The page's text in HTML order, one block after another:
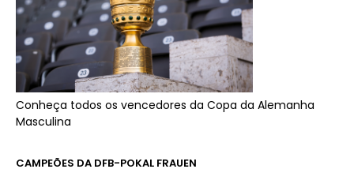
Conheça todos os vencedores da Copa da Alemanha
Masculina
CAMPEÕES DA DFB-POKAL FRAUEN